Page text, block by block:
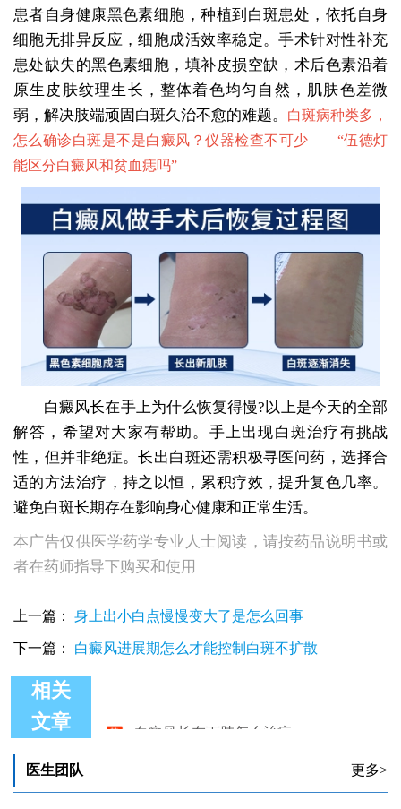
患者自身健康黑色素细胞，种植到白斑患处，依托自身
细胞无排异反应，细胞成活效率稳定。手术针对性补充
患处缺失的黑色素细胞，填补皮损空缺，术后色素沿着
原生皮肤纹理生长，整体着色均匀自然，肌肤色差微
弱，解决肢端顽固白斑久治不愈的难题。
白斑病种类多，
怎么确诊白斑是不是白癜风？仪器检查不可少——“伍德灯
能区分白癜风和贫血痣吗”
白癜风长在手上为什么恢复得慢?以上是今天的全部
解答，希望对大家有帮助。手上出现白斑治疗有挑战
性，但并非绝症。长出白斑还需积极寻医问药，选择合
适的方法治疗，持之以恒，累积疗效，提升复色几率。
避免白斑长期存在影响身心健康和正常生活。
本广告仅供医学药学专业人士阅读，请按药品说明书或
者在药师指导下购买和使用
上一篇： 身上出小白点慢慢变大了是怎么回事
下一篇： 白癜风进展期怎么才能控制白斑不扩散
相关
文章
儿童白癜风长期激光治疗影响发育吗
白癜风长在脸上用什么药好得快
医生团队 更多>